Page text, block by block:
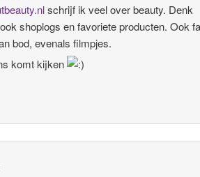
schrijf ik veel over beauty. Denk
shoplogs en favoriete producten. Ook
bod, evenals filmpjes.
komt kijken